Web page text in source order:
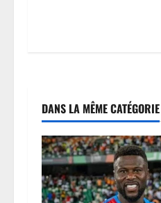
DANS LA MÊME CATÉGORIE